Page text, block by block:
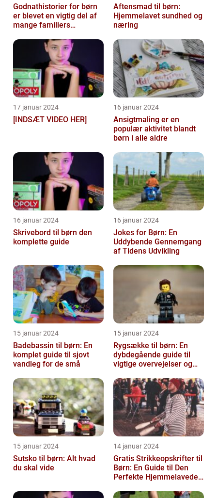
Godnathistorier for børn
er blevet en vigtig del af
mange familiers
Aftensmad til børn:
Hjemmelavet sundhed og
næring
17 januar 2024
[INDSÆT VIDEO HER]
16 januar 2024
Ansigtmaling er en
populær aktivitet blandt
børn i alle aldre
16 januar 2024
Skrivebord til børn den
komplette guide
16 januar 2024
Jokes for Børn: En
Uddybende Gennemgang
af Tidens Udvikling
15 januar 2024
Badebassin til børn: En
komplet guide til sjovt
vandleg for de små
15 januar 2024
Rygsække til børn: En
dybdegående guide til
vigtige overvejelser og
15 januar 2024
Sutsko til børn: Alt hvad
du skal vide
14 januar 2024
Gratis Strikkeopskrifter til
Børn: En Guide til Den
Perfekte Hjemmelavede